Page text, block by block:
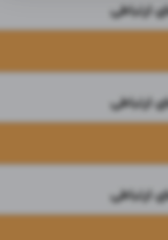
ارتباطی
ارتباطی
ارتباطی